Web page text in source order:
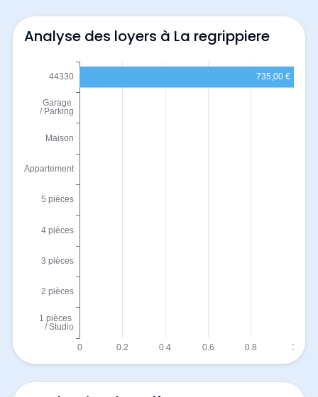
Analyse des loyers à La regrippiere